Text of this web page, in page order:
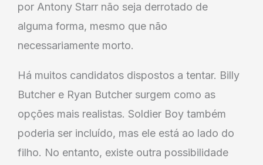
por Antony Starr não seja derrotado de
alguma forma, mesmo que não
necessariamente morto.
Há muitos candidatos dispostos a tentar. Billy
Butcher e Ryan Butcher surgem como as
opções mais realistas. Soldier Boy também
poderia ser incluído, mas ele está ao lado do
filho. No entanto, existe outra possibilidade